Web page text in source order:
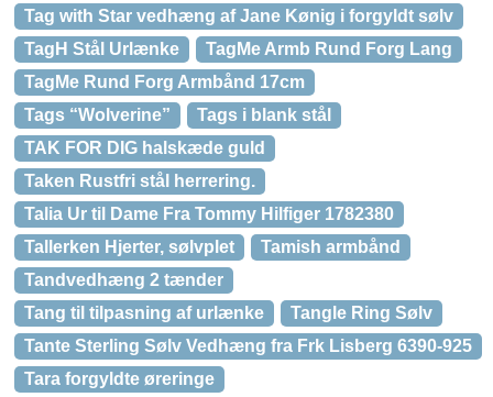
Tag with Star vedhæng af Jane Kønig i forgyldt sølv
TagH Stål Urlænke
TagMe Armb Rund Forg Lang
TagMe Rund Forg Armbånd 17cm
Tags “Wolverine”
Tags i blank stål
TAK FOR DIG halskæde guld
Taken Rustfri stål herrering.
Talia Ur til Dame Fra Tommy Hilfiger 1782380
Tallerken Hjerter, sølvplet
Tamish armbånd
Tandvedhæng 2 tænder
Tang til tilpasning af urlænke
Tangle Ring Sølv
Tante Sterling Sølv Vedhæng fra Frk Lisberg 6390-925
Tara forgyldte øreringe